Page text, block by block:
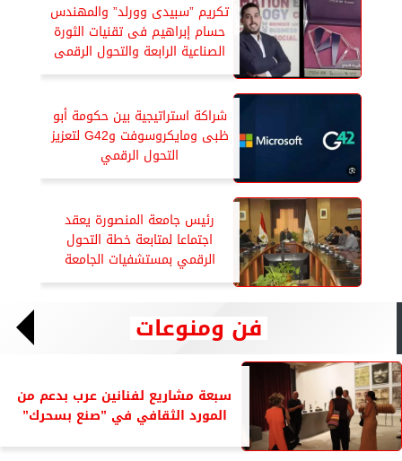
تكريم ”سبيدى وورلد” والمهندس
حسام إبراهيم فى تقنيات الثورة
الصناعية الرابعة والتحول الرقمى
شراكة استراتيجية بين حكومة أبو
ظبى ومايكروسوفت وG42 لتعزيز
التحول الرقمي
رئيس جامعة المنصورة يعقد
اجتماعا لمتابعة خطة التحول
الرقمي بمستشفيات الجامعة
فن ومنوعات
سبعة مشاريع لفنانين عرب بدعم من
المورد الثقافي في ”صنع بسحرك”